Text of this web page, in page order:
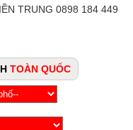
TRUNG 0898 184 449